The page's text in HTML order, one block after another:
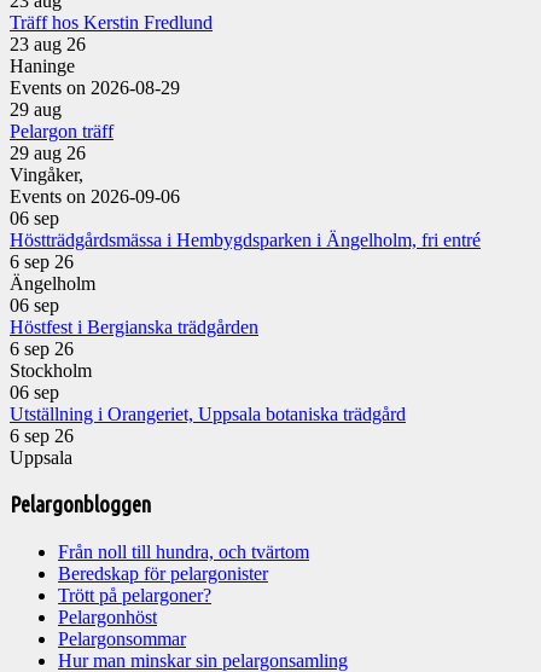
Träff hos Kerstin Fredlund
23 aug 26
Haninge
Events on 2026-08-29
29 aug
Pelargon träff
29 aug 26
Vingåker,
Events on 2026-09-06
06 sep
Höstträdgårdsmässa i Hembygdsparken i Ängelholm, fri entré
6 sep 26
Ängelholm
06 sep
Höstfest i Bergianska trädgården
6 sep 26
Stockholm
06 sep
Utställning i Orangeriet, Uppsala botaniska trädgård
6 sep 26
Uppsala
Pelargonbloggen
Från noll till hundra, och tvärtom
Beredskap för pelargonister
Trött på pelargoner?
Pelargonhöst
Pelargonsommar
Hur man minskar sin pelargonsamling